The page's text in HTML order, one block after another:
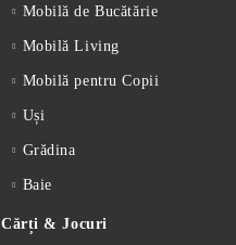
Mobilă de Bucătărie
Mobilă Living
Mobilă pentru Copii
Uși
Grădina
Baie
Cărți & Jocuri